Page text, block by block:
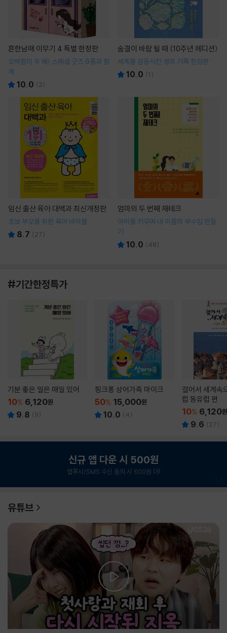
흔한남매 이무기 4 특별 한정판
오싹함이 두 배! 스페셜 굿즈 6종과 함
께
10.0 ( 2)
숨결이 바람 될 때 (10주년 에디션)
세계를 감동시킨 생의 기록 한정판
10.0 (1 )
임신 출산 육아 대백과 최신개정판
초보 부모를 위한 육아 바이블
8.7 ( 27)
엄마의 두 번째 재테크
아이를 키우며 내 이름의 부수입 만들
기
10.0 (48)
#기간한정특가
기분 좋은 일은 매일 있어
10% 6,120원
9.8 (9)
핑크퐁 상어가족 마이크
50% 15,000원
10.0 (4)
걸어서 세계속
럽 동유럽 편
10% 6,120원
9.6 ( 27)
신규 앱 다운 시 500원
앱푸시/SMS 수신 동의 시 600원 더!
유튜브